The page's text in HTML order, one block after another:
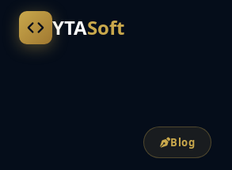
YTASoft
Blog